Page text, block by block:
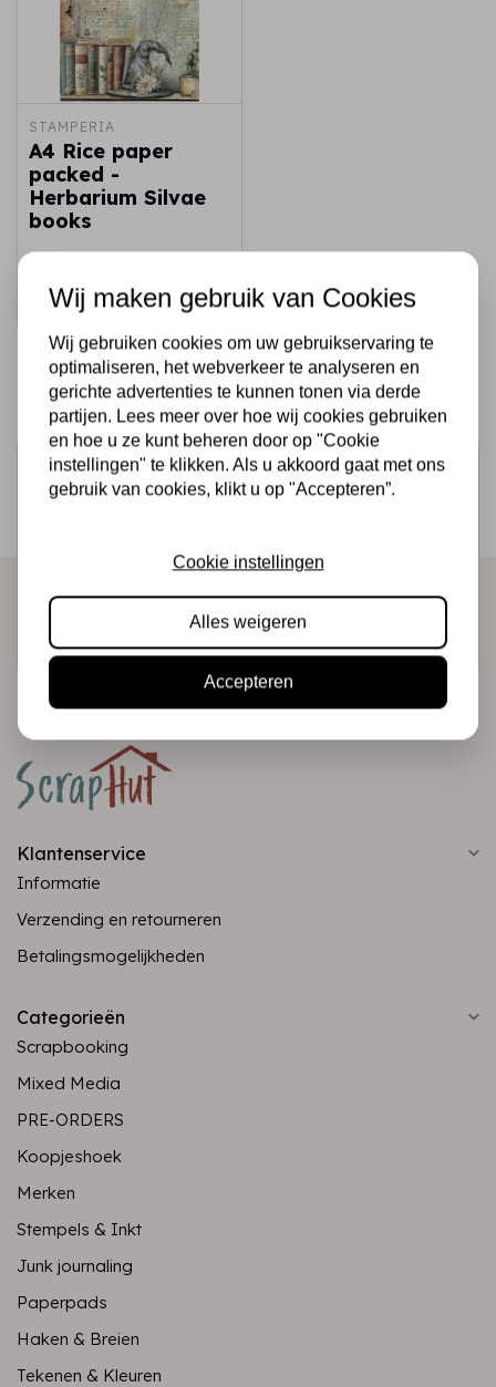
STAMPERIA
A4 Rice paper
packed -
Herbarium Silvae
books
€2,25 Op voorraad
Snel toevoegen
Schrijf je in voor de nieuwsbrief
Ontvang als eerste onze actie en nieuwe producten
Klantenservice
Informatie
Verzending en retourneren
Betalingsmogelijkheden
Categorieën
Scrapbooking
Mixed Media
PRE-ORDERS
Koopjeshoek
Merken
Stempels & Inkt
Junk journaling
Paperpads
Haken & Breien
Tekenen & Kleuren
Wij maken gebruik van Cookies
Wij gebruiken cookies om uw gebruikservaring te
optimaliseren, het webverkeer te analyseren en
gerichte advertenties te kunnen tonen via derde
partijen. Lees meer over hoe wij cookies gebruiken
en hoe u ze kunt beheren door op "Cookie
instellingen" te klikken. Als u akkoord gaat met ons
gebruik van cookies, klikt u op "Accepteren”.
Cookie instellingen
Alles weigeren
Accepteren